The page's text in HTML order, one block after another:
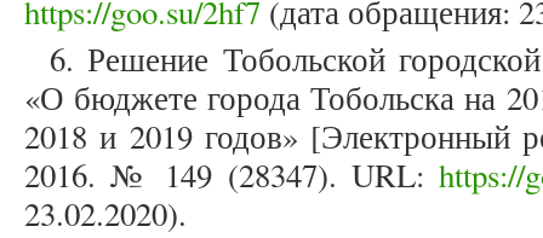
https://goo.su/2hf7 (дата обращения:
6. Решение Тобольской
«О бюджете города Тобольска на
2018 и 2019 годов» [Электронный
2016. № 149 (28347). URL:https://
23.02.2020).